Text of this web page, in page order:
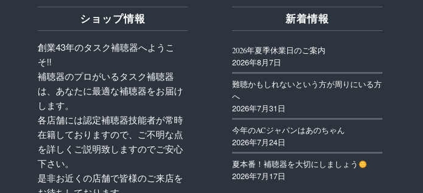
ショップ情報
創業43年のタスク補聴器へようこ
そ!!
補聴器のプロがいるタスク補聴器
は、あなたに最適な補聴器をお届け
します。
各店舗には認定補聴器技能者が常時
在籍しておりますので、ご不明な点
を詳しくご説明致しますのでご安心
下さい。
是非お近くの店舗で皆様のご来店を
新着情報
2026年夏季休業日のご案内
2026年8月7日
難聴かもしれないという方が周りにいる方
へ
2026年7月31日
今年のACジャパンはあのちゃん
2026年7月24日
夏本番！補聴器を大切にしましょう
2026年7月17日